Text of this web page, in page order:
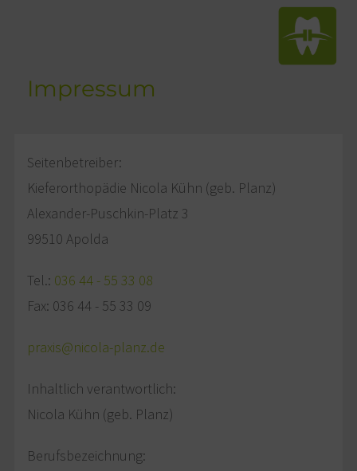
Impressum
Seitenbetreiber:
Kieferorthopädie Nicola Kühn (geb. Planz)
Alexander-Puschkin-Platz 3
99510 Apolda
Tel.: 036 44 - 55 33 08
Fax: 036 44 - 55 33 09
praxis@nicola-planz.de
Inhaltlich verantwortlich:
Nicola Kühn (geb. Planz)
Berufsbezeichnung: